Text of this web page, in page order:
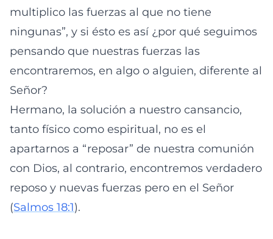
multiplico las fuerzas al que no tiene
ningunas”, y si ésto es así ¿por qué seguimos
pensando que nuestras fuerzas las
encontraremos, en algo o alguien, diferente al
Señor?
Hermano, la solución a nuestro cansancio,
tanto físico como espiritual, no es el
apartarnos a “reposar” de nuestra comunión
con Dios, al contrario, encontremos verdadero
reposo y nuevas fuerzas pero en el Señor
(Salmos 18:1).